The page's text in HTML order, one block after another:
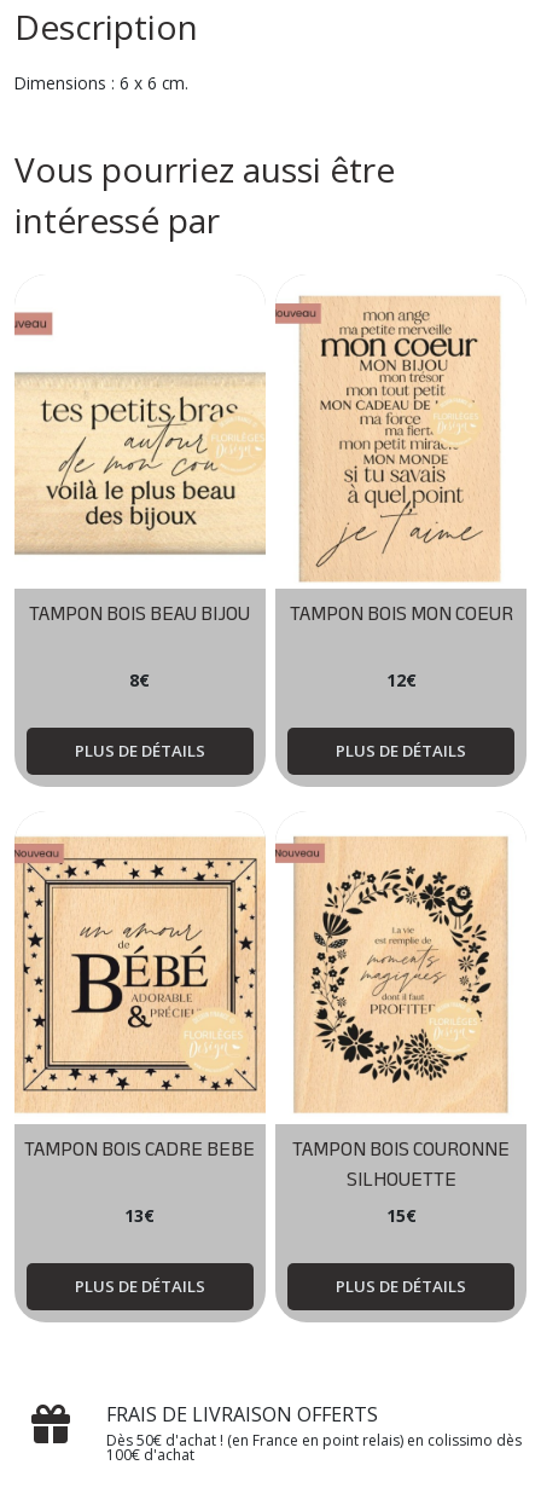
Description
Dimensions : 6 x 6 cm.
Vous pourriez aussi être
intéressé par
TAMPON BOIS BEAU BIJOU
8€
PLUS DE DÉTAILS
TAMPON BOIS MON COEUR
12€
PLUS DE DÉTAILS
TAMPON BOIS CADRE BEBE
13€
PLUS DE DÉTAILS
TAMPON BOIS COURONNE
SILHOUETTE
15€
PLUS DE DÉTAILS
FRAIS DE LIVRAISON OFFERTS
Dès 50€ d'achat ! (en France en point relais) en colissimo dès
100€ d'achat